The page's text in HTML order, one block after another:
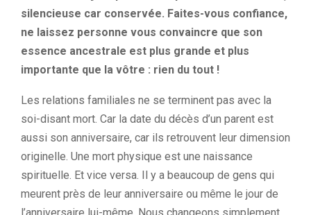
silencieuse car conservée. Faites-vous confiance,
ne laissez personne vous convaincre que son
essence ancestrale est plus grande et plus
importante que la vôtre : rien du tout !
Les relations familiales ne se terminent pas avec la
soi-disant mort. Car la date du décès d’un parent est
aussi son anniversaire, car ils retrouvent leur dimension
originelle. Une mort physique est une naissance
spirituelle. Et vice versa. Il y a beaucoup de gens qui
meurent près de leur anniversaire ou même le jour de